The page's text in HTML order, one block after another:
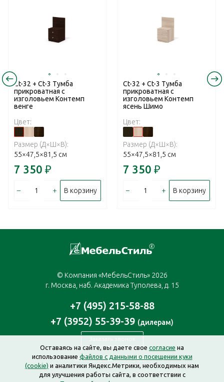
Ct-32 + Ct-3 Тумба
прикроватная с
изголовьем Контемп
венге
Цвет:
Размер (Д×Ш×В):
55×47,5×81,5 см
7 350 ₽
– + В корзину
Ct-32 + Ct-3 Тумба
прикроватная с
изголовьем Контемп
ясень Шимо
Цвет:
Размер (Д×Ш×В):
55×47,5×81,5 см
7 350 ₽
– + В корзину
© Компания «МебельСтиль» 2026
г. Москва, наб. Академика Туполева, д. 15
+7 (495) 215-58-88
+7 (3952) 55-39-39 (дилерам)
Заказать звонок
moscow@mebelstyle.ru
Оставаясь на сайте, вы даете свое согласие на
использованиефайлов с данными о посещении куки
(cookie) и аналитики Яндекс.Метрики, необходимых нам
для улучшения работы сайта, в соответствии с